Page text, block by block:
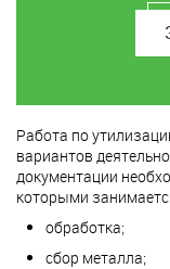
Работа по
вариантов
документации
которыми
обработка;
сбор металла;